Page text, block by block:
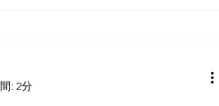
: 2分